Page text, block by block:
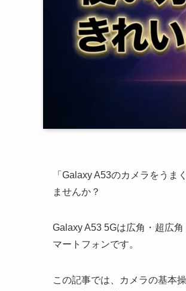
「Galaxy A53のカメラをう
ませんか？
Galaxy A53 5Gは広角・超広
マートフォンです。
この記事では、カメラの基本